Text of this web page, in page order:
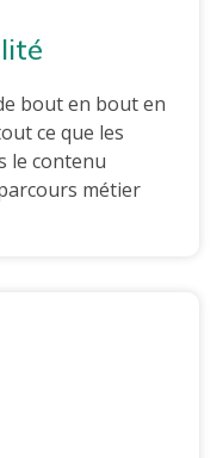
bout en bout en
ce que les
le contenu
métier